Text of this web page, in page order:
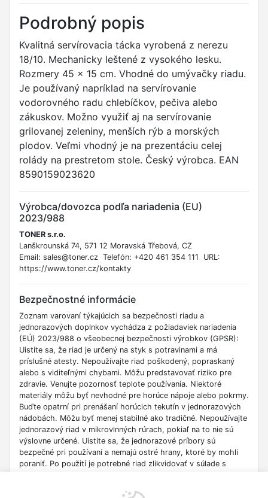
Podrobný popis
Kvalitná servírovacia tácka vyrobená z nerezu
18/10. Mechanicky leštené z vysokého lesku.
Rozmery 45 x 15 cm. Vhodné do umývačky riadu.
Je používaný napríklad na servírovanie
vodorovného radu chlebíčkov, pečiva alebo
zákuskov. Možno využiť aj na servírovanie
grilovanej zeleniny, menších rýb a morských
plodov. Veľmi vhodný je na prezentáciu celej
rolády na prestretom stole. Český výrobca. EAN
8590159023620
Výrobca/dovozca podľa nariadenia (EU)
2023/988
TONER s.r.o.
Lanškrounská 74, 571 12 Moravská Třebová, CZ
Email: sales@toner.cz Telefón: +420 461 354 111 URL:
https://www.toner.cz/kontakty
Bezpečnostné informácie
Zoznam varovaní týkajúcich sa bezpečnosti riadu a
jednorazových doplnkov vychádza z požiadaviek nariadenia
(EÚ) 2023/988 o všeobecnej bezpečnosti výrobkov (GPSR):
Uistite sa, že riad je určený na styk s potravinami a má
príslušné atesty. Nepoužívajte riad poškodený, popraskaný
alebo s viditeľnými chybami. Môžu predstavovať riziko pre
zdravie. Venujte pozornosť teplote používania. Niektoré
materiály môžu byť nevhodné pre horúce nápoje alebo pokrmy.
Buďte opatrní pri prenášaní horúcich tekutín v jednorazových
nádobách. Môžu byť menej stabilné ako tradičné. Nepoužívajte
jednorazový riad v mikrovlnných rúrach, pokiaľ na to nie sú
výslovne určené. Uistite sa, že jednorazové príbory sú
bezpečné pri používaní a nemajú ostré hrany, ktoré by mohli
poraniť. Po použití je potrebné riad zlikvidovať v súlade s